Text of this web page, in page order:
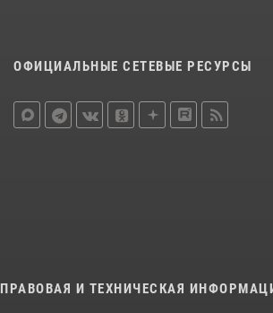
ОФИЦИАЛЬНЫЕ СЕТЕВЫЕ РЕСУРСЫ
ПРАВОВАЯ И ТЕХНИЧЕСКАЯ